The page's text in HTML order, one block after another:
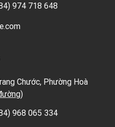
974 718 648
Chước, Phường Hoà
)
968 065 334